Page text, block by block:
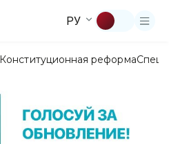
РУ
Конституционная реформа